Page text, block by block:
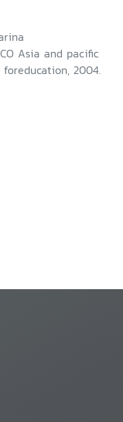
Asia and pacific
2004.